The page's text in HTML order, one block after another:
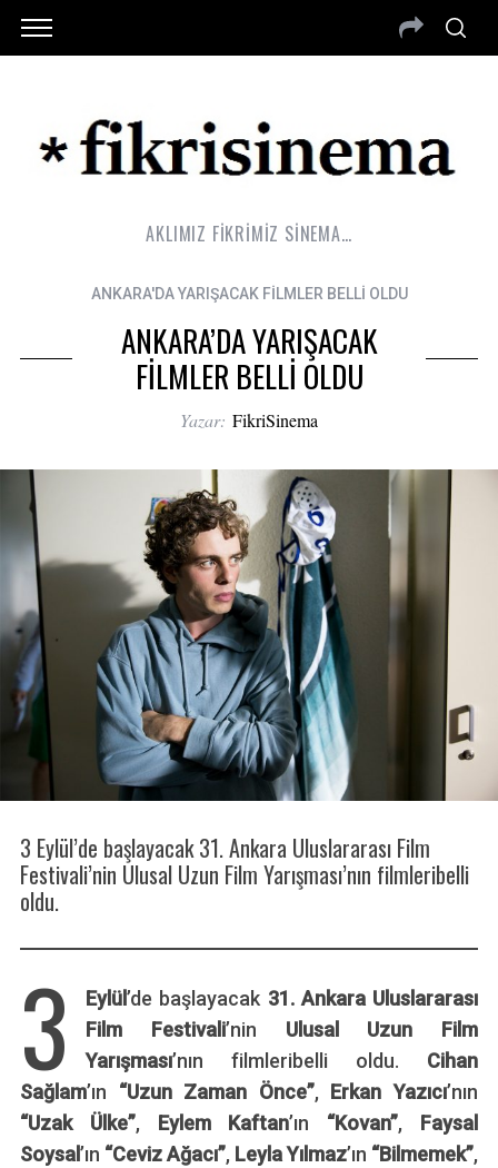
AKLIMIZ FİKRİMİZ SİNEMA…
ANKARA'DA YARIŞACAK FİLMLER BELLİ OLDU
ANKARA’DA YARIŞACAK
FİLMLER BELLİ OLDU
Yazar: FikriSinema
3 Eylül’de başlayacak 31. Ankara Uluslararası Film
Festivali’nin Ulusal Uzun Film Yarışması’nın filmleribelli
oldu.
3 Eylül’de başlayacak 31. Ankara Uluslararası
Film Festivali’nin Ulusal Uzun Film
Yarışması’nın filmleribelli oldu. Cihan
Sağlam’ın “Uzun Zaman Önce”, Erkan Yazıcı’nın
“Uzak Ülke”, Eylem Kaftan’ın “Kovan”, Faysal
Soysal’ın “Ceviz Ağacı”, Leyla Yılmaz’ın “Bilmemek”,